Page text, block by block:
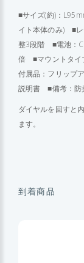
■サイズ(約)：
イト本体のみ) ■
整3段階 ■電池：
倍 ■マウントタイ
付属品：フリップ
説明書 ■備考：防
ダイヤルを回すと
ます。
到着商品